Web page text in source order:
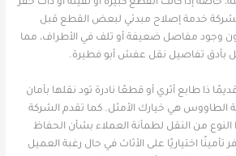
خاصة إذا كانت القطع كبيرة أو ثقيلة أو ذات حفر
الشركة خدمة إصلاح مبدئي لبعض القطع قبل
وجود مفاصل ضعيفة أو تلف في الأطراف، مما
بأدق تفاصيل نقل عفش أبو فطيرة.
ذا طابع أثري أو قطعًا نادرة تود نقلها بأمان
الطاووس هي خيارك الأمثل. كما تقدم الشركة
من النقل لطمأنة العملاء بشأن الحفاظ
تأمينًا اختياريًا على الأثاث في حال رغبة العميل